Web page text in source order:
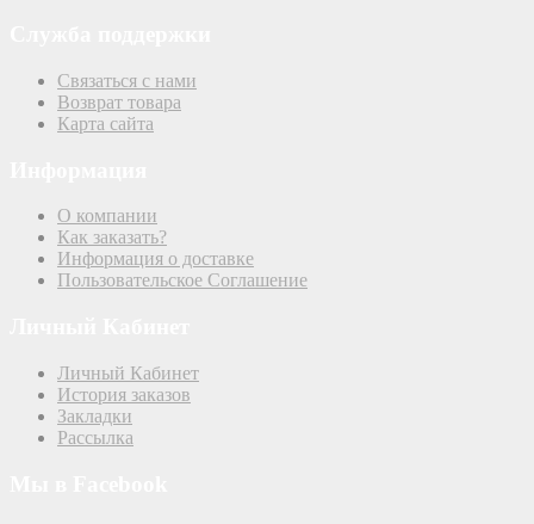
Связаться с нами
Возврат товара
Карта сайта
О компании
Как заказать?
Информация о доставке
Пользовательское Соглашение
Личный Кабинет
История заказов
Закладки
Рассылка